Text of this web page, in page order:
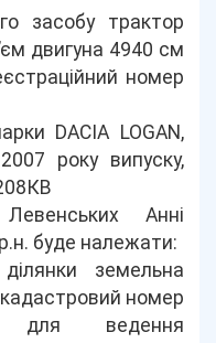
засобу трактор
двигуна 4940 см
номер
DACIA LOGAN,
року випуску,
Анні
буде належати:
земельна
номер
для ведення